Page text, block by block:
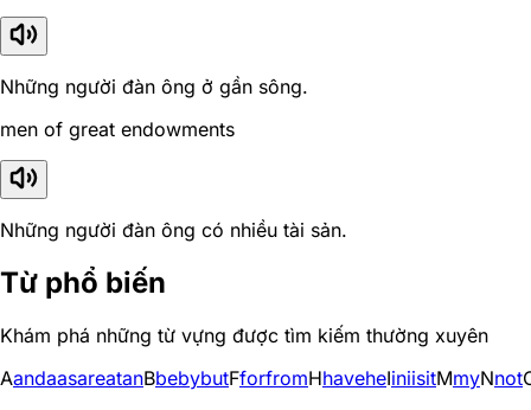
Những người đàn ông ở gần sông.
men of great endowments
Những người đàn ông có nhiều tài sản.
Từ phổ biến
Khám phá những từ vựng được tìm kiếm thường xuyên
AandaasareatanBbebybutFforfromHhaveheIiniisitMmyNnot